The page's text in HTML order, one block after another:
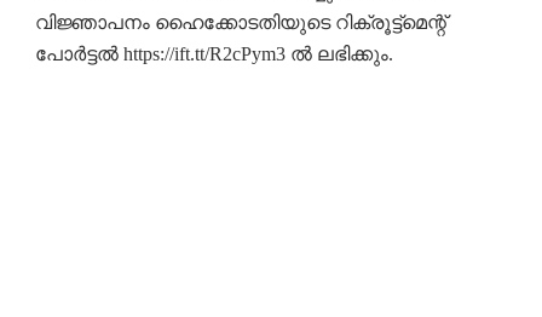
വിജ്ഞാപനം ഹൈക്കോടതിയുടെ റിക്രൂട്ട്മെന്റ്
പോർട്ടൽ https://ift.tt/R2cPym3 ൽ ലഭിക്കും.